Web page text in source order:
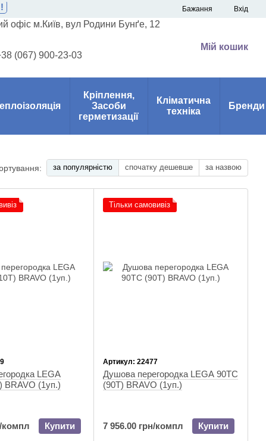
Бажання Вхід
офіс м.Київ, вул Родини Бунґе, 12
(067) 900-23-03
Мій кошик
Кріплення,
Засоби
герметизації
Кліматична
техніка
Бренди
за популярністю спочатку дешевше за назвою
LEGA
BRAVO (1уп.)
компл Купити
Тільки самовивіз
Артикул: 22477
Душова перегородка LEGA 90TC
(90T) BRAVO (1уп.)
7 956.00 грн/компл Купити